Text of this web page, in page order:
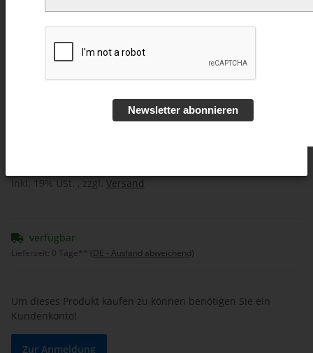
4 video DOWNLOAD
Close-Up (Downloads)
inkl. 19% USt. , zzgl. Versand
verfügbar
Lieferzeit: 0 Tage** (DE - Ausland abweichend)
Um dieses Produkt kaufen zu können benötigen Sie ein
Kundenkonto!
Zur Anmeldung
Newsletter abonnieren